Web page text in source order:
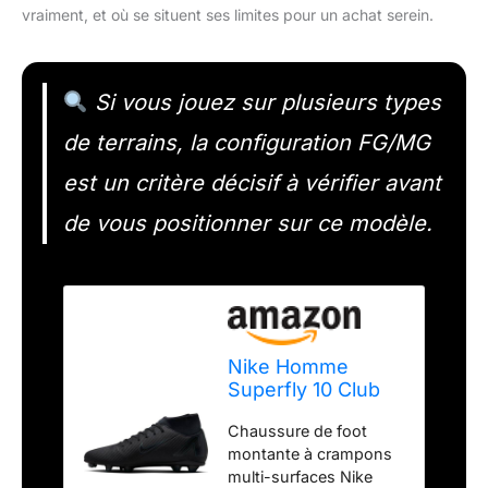
vraiment, et où se situent ses limites pour un achat serein.
Si vous jouez sur plusieurs types
de terrains, la configuration FG/MG
est un critère décisif à vérifier avant
de vous positionner sur ce modèle.
Nike Homme
Superfly 10 Club
Shoe, Black/Black-
Deep Jungle, 38
EU
Chaussure de foot
montante à crampons
multi-surfaces Nike